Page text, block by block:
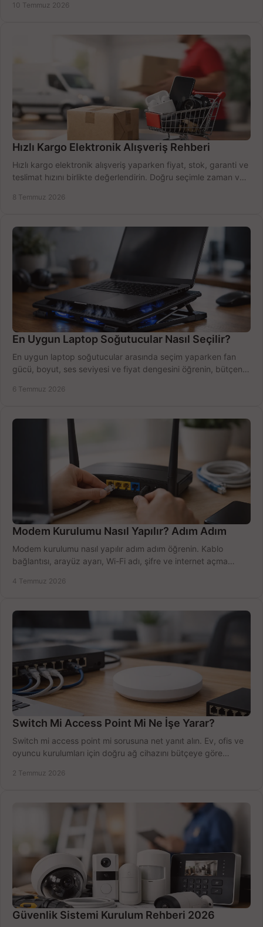
10 Temmuz 2026
Hızlı Kargo Elektronik Alışveriş Rehberi
Hızlı kargo elektronik alışveriş yaparken fiyat, stok, garanti ve
teslimat hızını birlikte değerlendirin. Doğru seçimle zaman ve
8 Temmuz 2026
En Uygun Laptop Soğutucular Nasıl Seçilir?
En uygun laptop soğutucular arasında seçim yaparken fan
gücü, boyut, ses seviyesi ve fiyat dengesini öğrenin, bütçenizi
6 Temmuz 2026
Modem Kurulumu Nasıl Yapılır? Adım Adım
Modem kurulumu nasıl yapılır adım adım öğrenin. Kablo
bağlantısı, arayüz ayarı, Wi-Fi adı, şifre ve internet açma
4 Temmuz 2026
Switch Mi Access Point Mi Ne İşe Yarar?
Switch mi access point mi sorusuna net yanıt alın. Ev, ofis ve
oyuncu kurulumları için doğru ağ cihazını bütçeye göre
2 Temmuz 2026
Güvenlik Sistemi Kurulum Rehberi 2026